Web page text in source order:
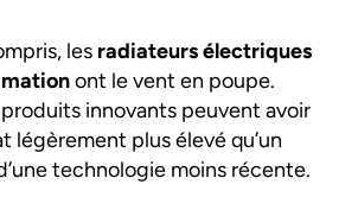
les radiateurs électriques
ont le vent en poupe.
innovants peuvent avoir
légèrement plus élevé qu’un
technologie moins récente.